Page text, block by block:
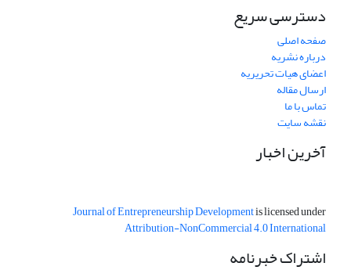
دسترسی سریع
صفحه اصلی
درباره نشریه
اعضای هیات تحریریه
ارسال مقاله
تماس با ما
نقشه سایت
آخرین اخبار
Journal of Entrepreneurship Developmentis licensed under
Attribution-NonCommercial 4.0 International
اشتراک خبرنامه